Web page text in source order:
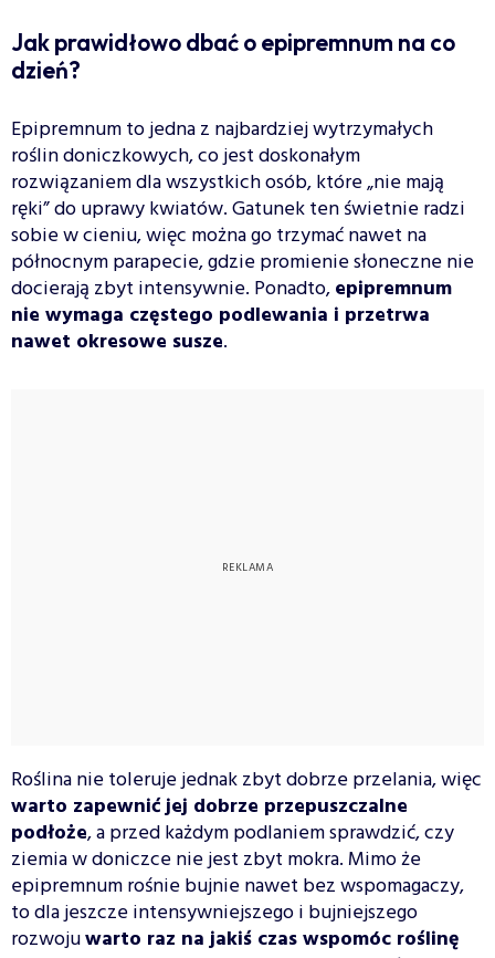
Jak prawidłowo dbać o epipremnum na co
dzień?
Epipremnum to jedna z najbardziej wytrzymałych
roślin doniczkowych, co jest doskonałym
rozwiązaniem dla wszystkich osób, które „nie mają
ręki” do uprawy kwiatów. Gatunek ten świetnie radzi
sobie w cieniu, więc można go trzymać nawet na
północnym parapecie, gdzie promienie słoneczne nie
docierają zbyt intensywnie. Ponadto,epipremnum
nie wymaga częstego podlewania i przetrwa
nawet okresowe susze.
Roślina nie toleruje jednak zbyt dobrze przelania, więc
warto zapewnić jej dobrze przepuszczalne
podłoże, a przed każdym podlaniem sprawdzić, czy
ziemia w doniczce nie jest zbyt mokra. Mimo że
epipremnum rośnie bujnie nawet bez wspomagaczy,
to dla jeszcze intensywniejszego i bujniejszego
rozwojuwarto raz na jakiś czas wspomóc roślinę